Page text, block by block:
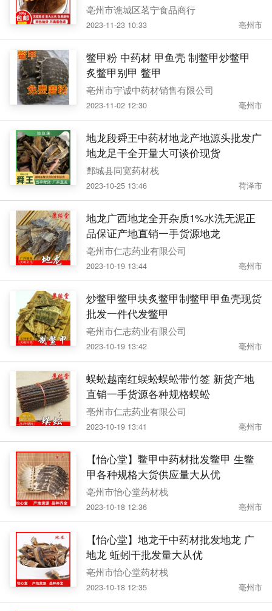
亳州市谯城区茗宁食品商行
2023-11-23 10:33 亳州市
鳖甲粉 中药材 甲鱼壳 制鳖甲炒鳖甲
炙鳖甲别甲 鳖甲
亳州市宇诚中药材销售有限公司
2023-11-02 12:30 亳州市
地龙段舜王中药材地龙产地源头批发广
地龙足干全开量大可谈价现货
鄄城县同宽药材栈
2023-10-25 13:46 荷泽市
地龙广西地龙全开杂质1%水洗无泥正
品保证产地直销一手货源地龙
亳州市仁志药业有限公司
2023-10-19 13:44 亳州市
炒鳖甲鳖甲块炙鳖甲制鳖甲甲鱼壳现货
批发一件代发鳖甲
亳州市仁志药业有限公司
2023-10-19 13:42 亳州市
蜈蚣越南红蜈蚣蜈蚣带竹签 新货产地
直销一手货源各种规格蜈蚣
亳州市仁志药业有限公司
2023-10-19 13:41 亳州市
【怡心堂】鳖甲中药材批发鳖甲 生鳖
甲各种规格大货供应量大从优
亳州市怡心堂药材栈
2023-10-18 12:36 亳州市
【怡心堂】地龙干中药材批发地龙 广
地龙 蚯蚓干批发量大从优
亳州市怡心堂药材栈
2023-10-18 12:35 亳州市